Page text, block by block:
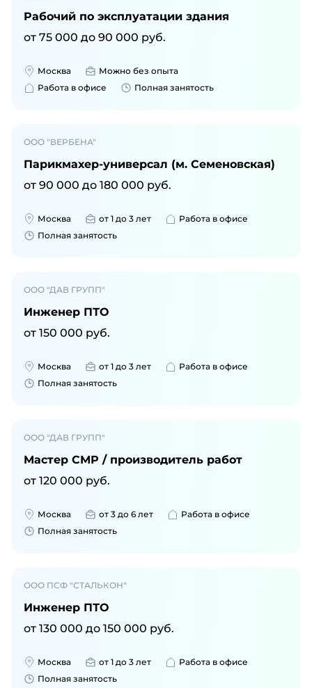
Рабочий по эксплуатации здания
от 75 000 до 90 000 руб.
Москва
Можно без опыта
Работа в офисе
Полная занятость
ООО "ВЕРБЕНА"
Парикмахер-универсал (м. Семеновская)
от 90 000 до 180 000 руб.
Москва от 1 до 3 лет
Работа в офисе
Полная занятость
ООО "ДАВ ГРУПП"
Инженер ПТО
от 150 000 руб.
Москва от 1 до 3 лет
Работа в офисе
Полная занятость
ООО "ДАВ ГРУПП"
Мастер СМР / производитель работ
от 120 000 руб.
Москва от 3 до 6 лет
Работа в офисе
Полная занятость
ООО ПСФ "СТАЛЬКОН"
Инженер ПТО
от 130 000 до 150 000 руб.
Москва от 1 до 3 лет
Работа в офисе
Полная занятость